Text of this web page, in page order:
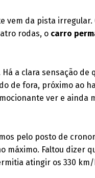
vem da pista irregular.
rodas, o carro
a clara sensação de
de fora, próximo ao
ver e ainda
pelo posto de
Faltou dizer
atingir os 330